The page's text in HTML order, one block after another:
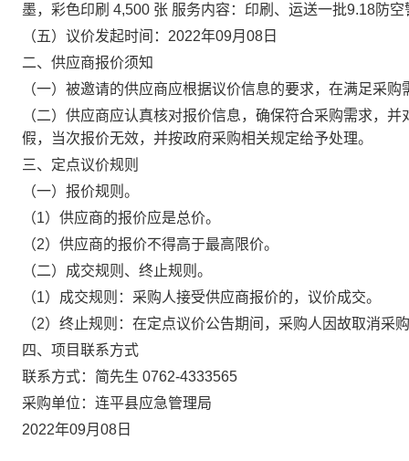
墨，彩色印刷 4,500 张 服务内容：印刷、运送一批9.18防
（五）议价发起时间：2022年09月08日
二、供应商报价须知
（一）被邀请的供应商应根据议价信息的要求，在满足采
（二）供应商应认真核对报价信息，确保符合采购需求，
假，当次报价无效，并按政府采购相关规定给予处理。
三、定点议价规则
（一）报价规则。
（1）供应商的报价应是总价。
（2）供应商的报价不得高于最高限价。
（二）成交规则、终止规则。
（1）成交规则：采购人接受供应商报价的，议价成交。
（2）终止规则：在定点议价公告期间，采购人因故取消
四、项目联系方式
联系方式：简先生 0762-4333565
采购单位：连平县应急管理局
2022年09月08日